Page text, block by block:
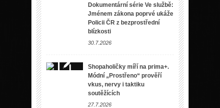
Dokumentární série Ve službě:
Jménem zákona poprvé ukáže
Policii ČR z bezprostřední
blízkosti
30.7.2026
Shopaholičky míří na prima+.
Módní „Prostřeno“ prověří
vkus, nervy i taktiku
soutěžících
27.7.2026